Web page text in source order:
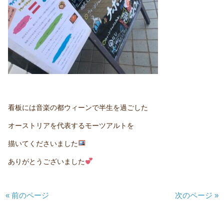
看板には音楽の都ウィーンで半生を過ごした
オーストリアを代表するモーツアルトを
描いてくださいました
ありがとうございました
« 前のページ 次のページ »